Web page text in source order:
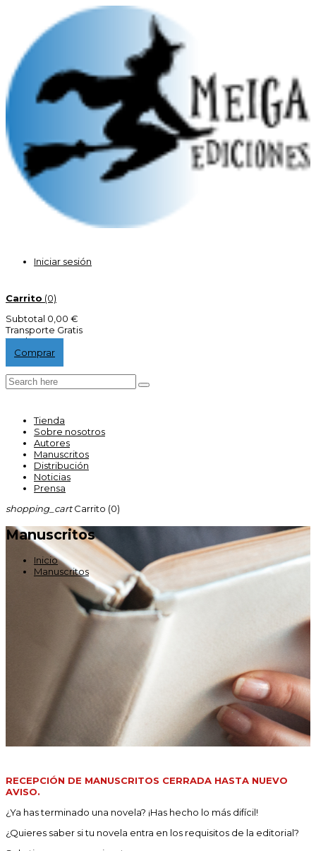
Iniciar sesión
Carrito (0)
Subtotal 0,00 €
Transporte Gratis
Total0,00 €
Comprar
Tienda
Sobre nosotros
Autores
Manuscritos
Distribución
Noticias
Prensa
shopping_cart Carrito (0)
Manuscritos
Inicio
Manuscritos
RECEPCIÓN DE MANUSCRITOS CERRADA HASTA NUEVO
AVISO.
¿Ya has terminado una novela? ¡Has hecho lo más difícil!
¿Quieres saber si tu novela entra en los requisitos de la editorial?